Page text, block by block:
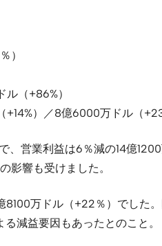
）
（+86%）
）／8億6000万ドル（
営業利益は6％減の14億
影響も受けました。
万ドル（+22％）でした
減益要因もあったとのこと。